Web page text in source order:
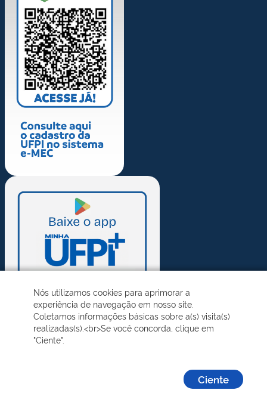
Nós utilizamos cookies para aprimorar a
experiência de navegação em nosso site.
Coletamos informações básicas sobre a(s) visita(s)
realizadas(s).<br>Se você concorda, clique em
"Ciente".
Ciente